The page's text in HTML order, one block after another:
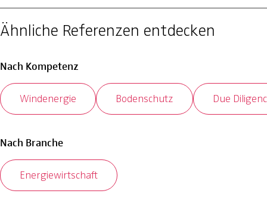
Ähnliche Referenzen entdecken
Nach Kompetenz
Windenergie Bodenschutz Due
Nach Branche
Energiewirtschaft